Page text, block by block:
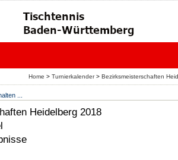
Home > Turnierkalender> Bezirksmeisterschaften
...
Heidelberg 2018